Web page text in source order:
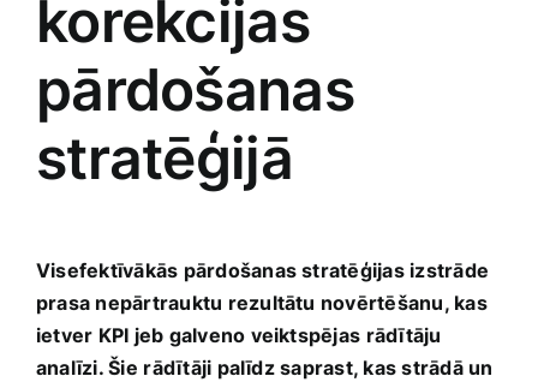
korekcijas ​
pārdošanas
stratēģijā
Visefektīvākās pārdošanas stratēģijas izstrāde
prasa ​nepārtrauktu rezultātu novērtēšanu, kas
ietver KPI​ jeb galveno‌ veiktspējas ⁣rādītāju
analīzi. Šie⁤ rādītāji palīdz saprast, kas strādā un